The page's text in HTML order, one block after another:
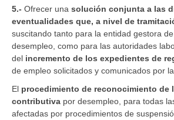
5.- Ofrecer una solución conjunta a las
eventualidades que, a nivel de
suscitando tanto para la entidad gestora
desempleo, como para las autoridades
del incremento de los expedientes de
de empleo solicitados y comunicados por
El procedimiento de reconocimiento de
contributiva por desempleo, para todas
afectadas por procedimientos de